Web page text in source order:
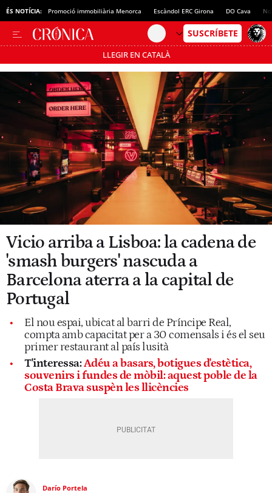
ÉS NOTÍCIA: Promoció immobiliària Menorca Escàndol ERC Girona DO Cava
LLEGIR EN CATALÀ
Passa’t al mode estalvi
Vicio arriba a Lisboa: la cadena de
'smash burgers' nascuda a
Barcelona aterra a la capital de
Portugal
El nou espai, ubicat al barri de Príncipe Real,
compta amb capacitat per a 30 comensals i és el seu
primer restaurant al país lusità
T'interessa:Adéu a basars, botigues d'estètica,
souvenirs i fundes de mòbil: aquest poble de la
Costa Brava suspèn les llicències
Darío Portela